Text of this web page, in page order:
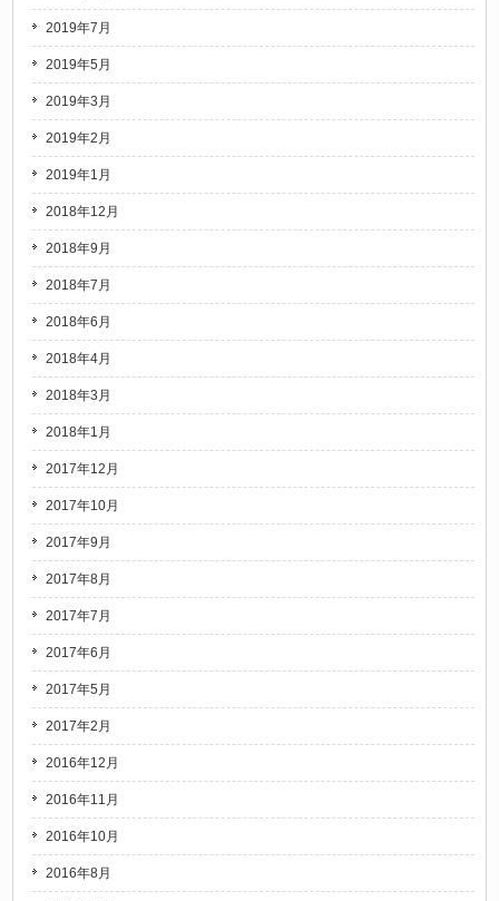
2019年7月
2019年5月
2019年3月
2019年2月
2019年1月
2018年12月
2018年9月
2018年7月
2018年6月
2018年4月
2018年3月
2018年1月
2017年12月
2017年10月
2017年9月
2017年8月
2017年7月
2017年6月
2017年5月
2017年2月
2016年12月
2016年11月
2016年10月
2016年8月